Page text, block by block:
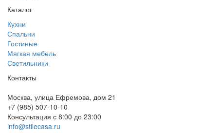
Каталог
Кухни
Спальни
Гостиные
Мягкая мебель
Светильники
Контакты
Москва, улица Ефремова, дом 21
+7 (985) 507-10-10
Консультация с 8:00 до 23:00
info@stilecasa.ru